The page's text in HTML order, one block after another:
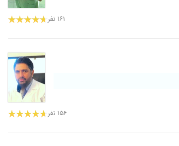
۱۶۱ نفر
۱۵۶ نفر